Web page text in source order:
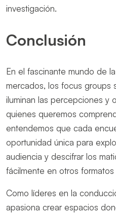
investigación.
Conclusión
En el fascinante mundo de
mercados, los focus groups
iluminan las percepciones y
quienes queremos
entendemos que cada
oportunidad única para
audiencia y descifrar los
fácilmente en otros
Como líderes en la
apasiona crear espacios